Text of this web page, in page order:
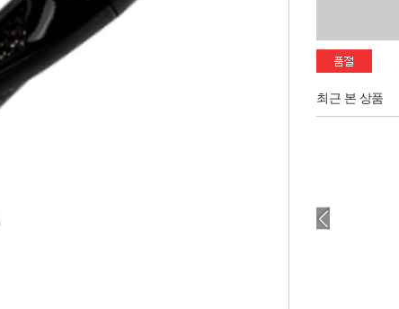
최근 본 상품